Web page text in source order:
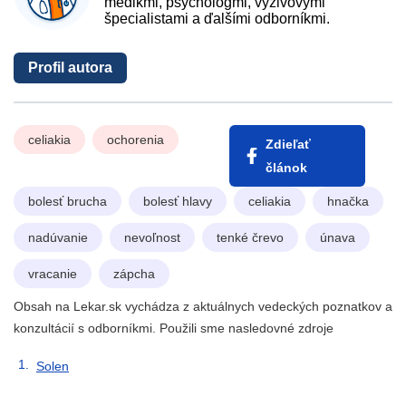
špecialistami a ďalšími odborníkmi.
Profil autora
celiakia ochorenia
Zdieľať
článok
bolesť brucha bolesť hlavy celiakia hnačka
nadúvanie nevoľnost tenké črevo únava
vracanie zápcha
Obsah na Lekar.sk vychádza z aktuálnych vedeckých poznatkov a
konzultácií s odborníkmi. Použili sme nasledovné zdroje
Solen